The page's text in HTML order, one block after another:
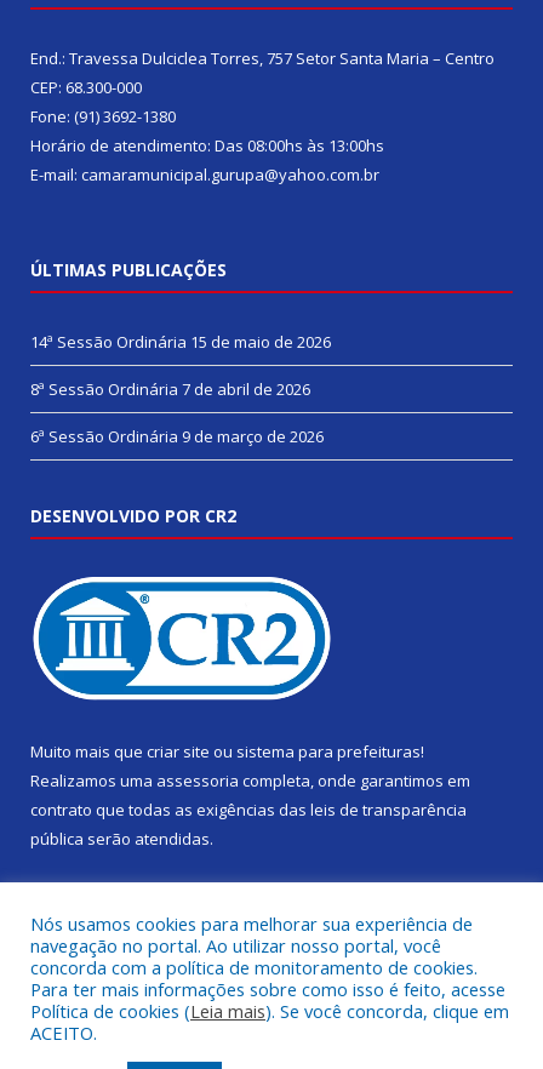
End.: Travessa Dulciclea Torres, 757 Setor Santa Maria – Centro
CEP: 68.300-000
Fone: (91) 3692-1380
Horário de atendimento: Das 08:00hs às 13:00hs
E-mail: camaramunicipal.gurupa@yahoo.com.br
ÚLTIMAS PUBLICAÇÕES
14ª Sessão Ordinária 15 de maio de 2026
8ª Sessão Ordinária 7 de abril de 2026
6ª Sessão Ordinária 9 de março de 2026
DESENVOLVIDO POR CR2
Muito mais que criar site ou sistema para prefeituras!
Realizamos uma assessoria completa, onde garantimos em
contrato que todas as exigências das leis de transparência
pública serão atendidas.
Todos os direitos reservados a Câmara Municipal de Gurupá.
Nós usamos cookies para melhorar sua experiência de
navegação no portal. Ao utilizar nosso portal, você
concorda com a política de monitoramento de cookies.
Para ter mais informações sobre como isso é feito, acesse
Política de cookies (Leia mais). Se você concorda, clique em
ACEITO.